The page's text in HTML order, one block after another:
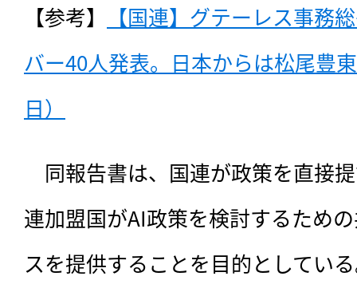
【参考】
【国連】グテーレス事務
バー40人発表。日本からは松尾豊
日）
同報告書は、国連が政策を直接
連加盟国がAI政策を検討するため
スを提供することを目的としてい